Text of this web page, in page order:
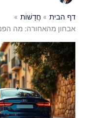
דף הבית
חֲדָשׁוֹת
אבחון מהאחורה: מה